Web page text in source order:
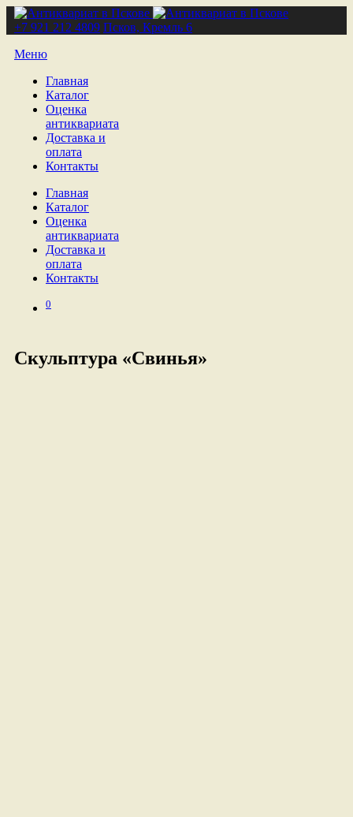
+7 921 212 4809 Псков, Кремль 6
Меню
Главная
Каталог
Оценка
антиквариата
Доставка и
оплата
Контакты
Главная
Каталог
Оценка
антиквариата
Доставка и
оплата
Контакты
0
Скульптура «Свинья»